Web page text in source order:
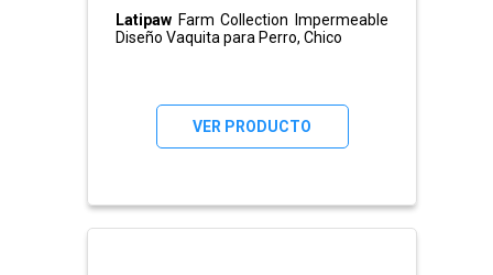
Latipaw Farm Collection Impermeable
Diseño Vaquita para Perro, Chico
VER PRODUCTO